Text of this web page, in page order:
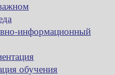
информационный
обучения